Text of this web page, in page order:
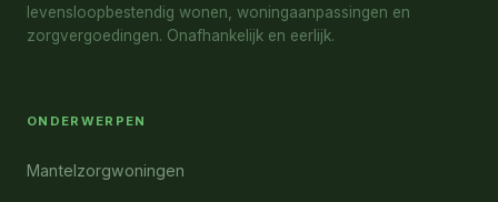
levensloopbestendig wonen, woningaanpassingen en
zorgvergoedingen. Onafhankelijk en eerlijk.
ONDERWERPEN
Mantelzorgwoningen